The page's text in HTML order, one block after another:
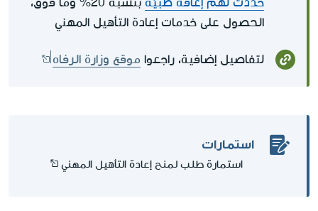
الحصول على خدمات إعادة التأهيل المهني
لتفاصيل إضافية، راجعوا موقع وزارة الرفاه
استمارات
استمارة طلب لمنح إعادة التأهيل المهني